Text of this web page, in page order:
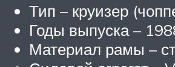
Тип – круизер
Годы выпуска –
Материал рамы –